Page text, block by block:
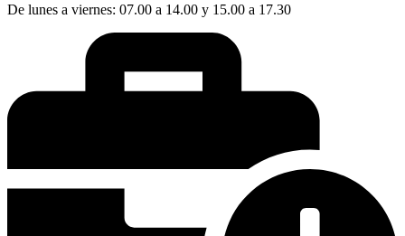
De lunes a viernes: 07.00 a 14.00 y 15.00 a 17.30